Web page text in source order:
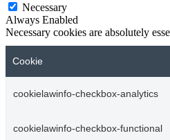
Necessary
Always Enabled
Necessary cookies are absolutely
Cookie
cookielawinfo-checkbox-analytics
cookielawinfo-checkbox-functional